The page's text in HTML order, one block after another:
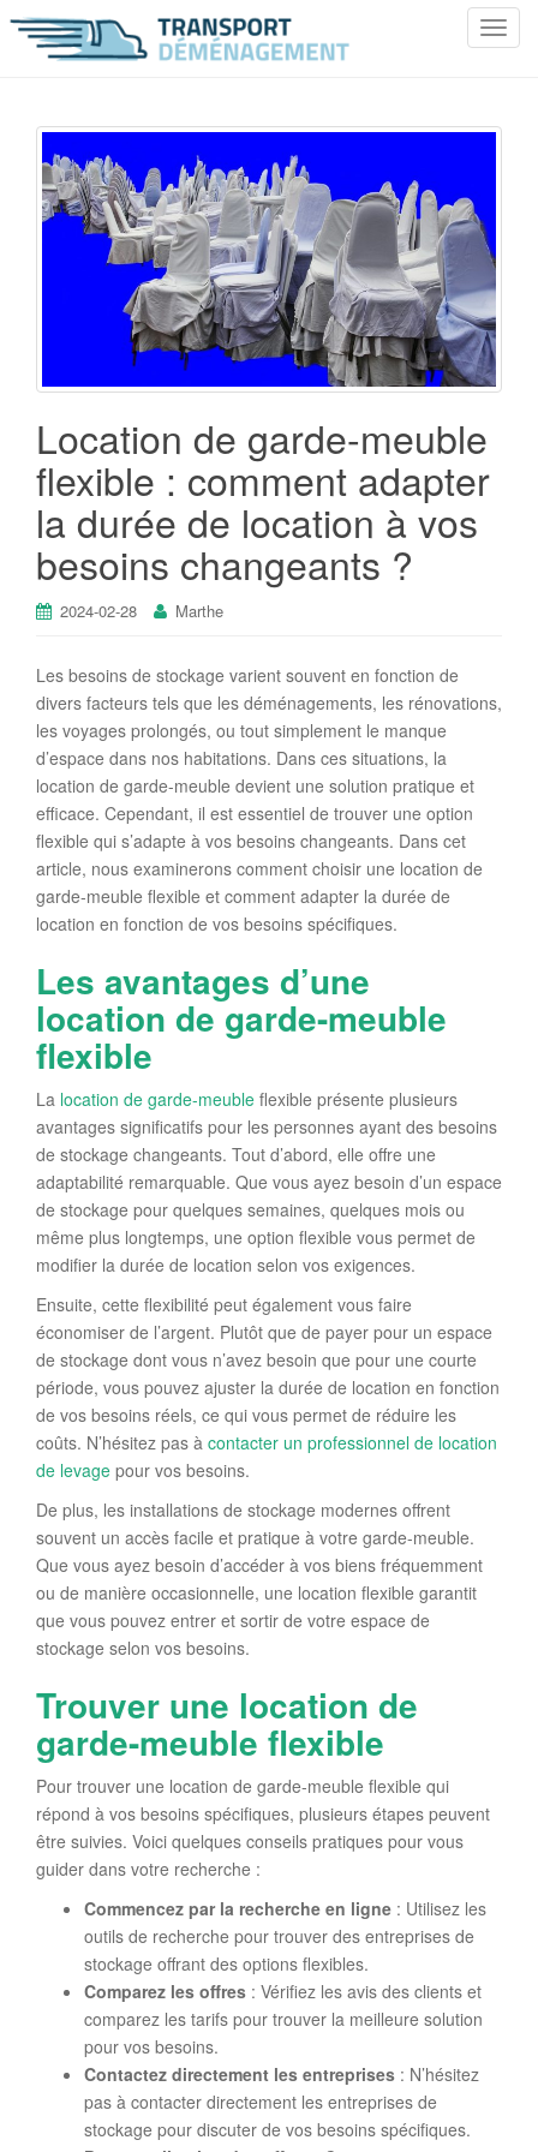
T
v
g
a
t
i
Location de garde-meuble
flexible : comment adapter
la durée de location à vos
besoins changeants ?
2024-02-28 Marthe
Les besoins de stockage varient souvent en fonction de
divers facteurs tels que les déménagements, les rénovations,
les voyages prolongés, ou tout simplement le manque
d’espace dans nos habitations. Dans ces situations, la
location de garde-meuble devient une solution pratique et
efficace. Cependant, il est essentiel de trouver une option
flexible qui s’adapte à vos besoins changeants. Dans cet
article, nous examinerons comment choisir une location de
garde-meuble flexible et comment adapter la durée de
location en fonction de vos besoins spécifiques.
Les avantages d’une
location de garde-meuble
flexible
La location de garde-meuble flexible présente plusieurs
avantages significatifs pour les personnes ayant des besoins
de stockage changeants. Tout d’abord, elle offre une
adaptabilité remarquable. Que vous ayez besoin d’un espace
de stockage pour quelques semaines, quelques mois ou
même plus longtemps, une option flexible vous permet de
modifier la durée de location selon vos exigences.
Ensuite, cette flexibilité peut également vous faire
économiser de l’argent. Plutôt que de payer pour un espace
de stockage dont vous n’avez besoin que pour une courte
période, vous pouvez ajuster la durée de location en fonction
de vos besoins réels, ce qui vous permet de réduire les
coûts. N’hésitez pas à contacter un professionnel de location
de levage pour vos besoins.
De plus, les installations de stockage modernes offrent
souvent un accès facile et pratique à votre garde-meuble.
Que vous ayez besoin d’accéder à vos biens fréquemment
ou de manière occasionnelle, une location flexible garantit
que vous pouvez entrer et sortir de votre espace de
stockage selon vos besoins.
Trouver une location de
garde-meuble flexible
Pour trouver une location de garde-meuble flexible qui
répond à vos besoins spécifiques, plusieurs étapes peuvent
être suivies. Voici quelques conseils pratiques pour vous
guider dans votre recherche :
Commencez par la recherche en ligne : Utilisez les
outils de recherche pour trouver des entreprises de
stockage offrant des options flexibles.
Comparez les offres : Vérifiez les avis des clients et
comparez les tarifs pour trouver la meilleure solution
pour vos besoins.
Contactez directement les entreprises : N’hésitez
pas à contacter directement les entreprises de
stockage pour discuter de vos besoins spécifiques.